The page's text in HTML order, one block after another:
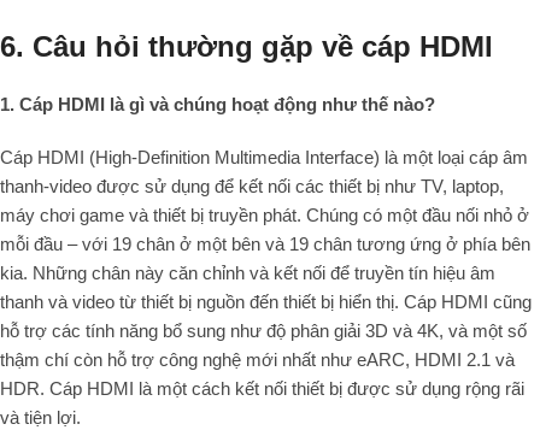
6. Câu hỏi thường gặp về cáp HDMI
1. Cáp HDMI là gì và chúng hoạt động như thế nào?
Cáp HDMI (High-Definition Multimedia Interface) là một loại cáp âm
thanh-video được sử dụng để kết nối các thiết bị như TV, laptop,
máy chơi game và thiết bị truyền phát. Chúng có một đầu nối nhỏ ở
mỗi đầu – với 19 chân ở một bên và 19 chân tương ứng ở phía bên
kia. Những chân này căn chỉnh và kết nối để truyền tín hiệu âm
thanh và video từ thiết bị nguồn đến thiết bị hiển thị. Cáp HDMI cũng
hỗ trợ các tính năng bổ sung như độ phân giải 3D và 4K, và một số
thậm chí còn hỗ trợ công nghệ mới nhất như eARC, HDMI 2.1 và
HDR. Cáp HDMI là một cách kết nối thiết bị được sử dụng rộng rãi
và tiện lợi.